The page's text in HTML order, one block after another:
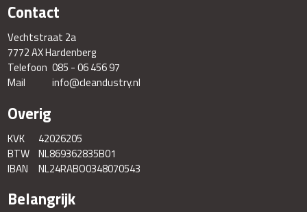
Contact
Vechtstraat 2a
7772 AX Hardenberg
Telefoon 085 - 06 456 97
Mail
info@cleandustry.nl
Overig
KVK
42026205
BTW NL869362835B01
IBAN
NL24RABO0348070543
Belangrijk